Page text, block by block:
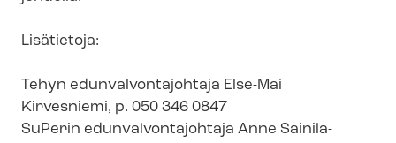
Lisätietoja:
Tehyn edun­val­von­ta­joh­ta­ja Else-Mai
Kirvesniemi, p. 050 346 0847
SuPerin edun­val­von­ta­joh­ta­ja Anne Sainila-